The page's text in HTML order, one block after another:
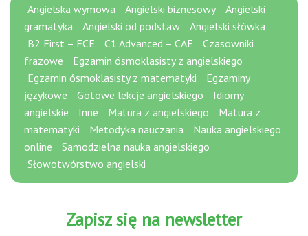
Angielska wymowa Angielski biznesowy
Angielski
gramatyka
Angielski od podstaw
Angielski słówka
B2 First – FCE
C1 Advanced – CAE
Czasowniki
frazowe
Egzamin ósmoklasisty z angielskiego
Egzamin ósmoklasisty z matematyki
Egzaminy
językowe
Gotowe lekcje angielskiego
Idiomy
angielskie
Inne Matura z angielskiego
Matura z
matematyki
Metodyka nauczania
Nauka angielskiego
online
Samodzielna nauka angielskiego
Słowotwórstwo angielski
Zapisz się na newsletter